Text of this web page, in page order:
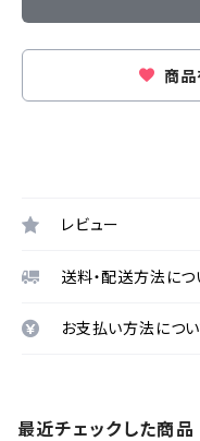
商品
レビュー
送料・配送方法につ
お支払い方法につ
最近チェックした商品